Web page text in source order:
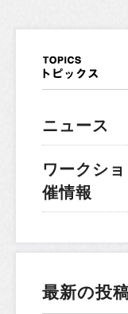
ニュース
ワークシ
催情報
最新の投